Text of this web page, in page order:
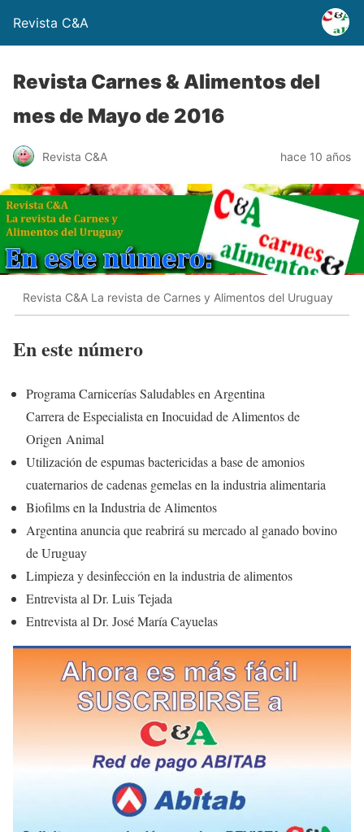
Revista C&A
Revista Carnes & Alimentos del
mes de Mayo de 2016
Revista C&A hace 10 años
Revista C&A La revista de Carnes y Alimentos del Uruguay
En este número
Programa Carnicerías Saludables en Argentina
Carrera de Especialista en Inocuidad de Alimentos de
Origen Animal
Utilización de espumas bactericidas a base de amonios
cuaternarios de cadenas gemelas en la industria alimentaria
Biofilms en la Industria de Alimentos
Argentina anuncia que reabrirá su mercado al ganado bovino
de Uruguay
Limpieza y desinfección en la industria de alimentos
Entrevista al Dr. Luis Tejada
Entrevista al Dr. José María Cayuelas